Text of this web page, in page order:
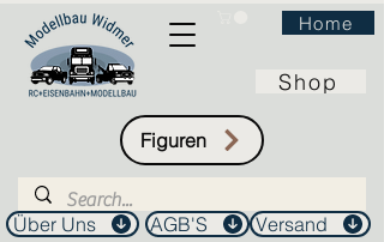
Home
Shop
Figuren
Über Uns AGB'S
Versand